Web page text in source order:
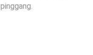
pinggang.